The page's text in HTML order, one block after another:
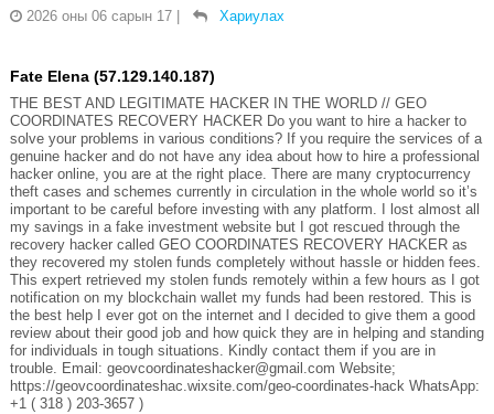
2026 оны 06 сарын 17
Хариулах
Fate Elena (57.129.140.187)
THE BEST AND LEGITIMATE HACKER IN THE WORLD // GEO
COORDINATES RECOVERY HACKER Do you want to hire a hacker to
solve your problems in various conditions? If you require the services of a
genuine hacker and do not have any idea about how to hire a professional
hacker online, you are at the right place. There are many cryptocurrency
theft cases and schemes currently in circulation in the whole world so it’s
important to be careful before investing with any platform. I lost almost all
my savings in a fake investment website but I got rescued through the
recovery hacker called GEO COORDINATES RECOVERY HACKER as
they recovered my stolen funds completely without hassle or hidden fees.
This expert retrieved my stolen funds remotely within a few hours as I got
notification on my blockchain wallet my funds had been restored. This is
the best help I ever got on the internet and I decided to give them a good
review about their good job and how quick they are in helping and standing
for individuals in tough situations. Kindly contact them if you are in
trouble. Email: geovcoordinateshacker@gmail.com Website;
https://geovcoordinateshac.wixsite.com/geo-coordinates-hack WhatsApp:
+1 ( 318 ) 203-3657 )